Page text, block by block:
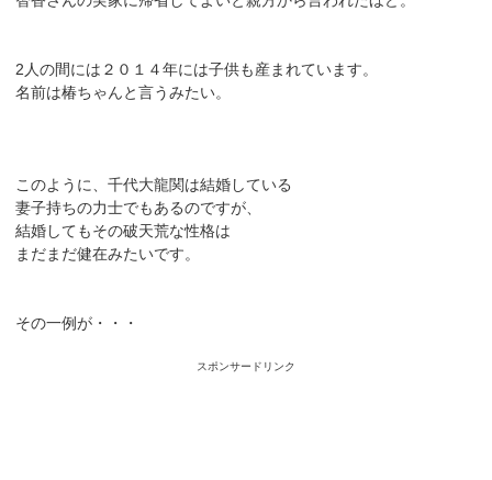
2人の間には２０１４年には子供も産まれています。
名前は椿ちゃんと言うみたい。
このように、千代大龍関は結婚している
妻子持ちの力士でもあるのですが、
結婚してもその破天荒な性格は
まだまだ健在みたいです。
その一例が・・・
スポンサードリンク